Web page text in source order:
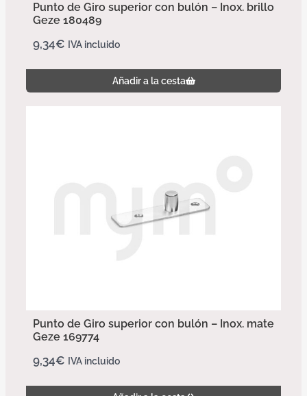
Punto de Giro superior con bulón – Inox. brillo
Geze 180489
9,34€ IVA incluido
Añadir a la cesta
Punto de Giro superior con bulón – Inox. mate
Geze 169774
9,34€ IVA incluido